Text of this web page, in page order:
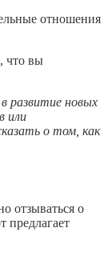
отношения
что вы
развитие новых
или
о том, как
отзываться о
предлагает